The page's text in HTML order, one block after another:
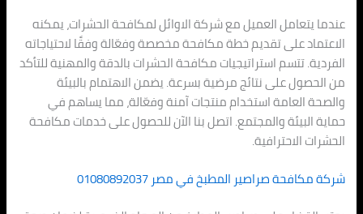
عندما يتعامل العميل مع شركة الاوائل لمكافحة الحشرات، يمكنه
الاعتماد على تقديم خطة مكافحة مخصصة وفعّالة وفقًا لاحتياجاته
الفردية. تتسم استراتيجيات مكافحة الحشرات بالدقة والمهنية للتأكد
من الحصول على نتائج مرضية بسرعة. يضمن الاهتمام بالبيئة
والصحة العامة استخدام منتجات آمنة وفعّالة، مما يساهم في
حماية البيئة والمجتمع. اتصل بنا الآن للحصول على خدمات مكافحة
الحشرات الاحترافية.
شركة مكافحة صراصير المطبخ في مصر 01080892037